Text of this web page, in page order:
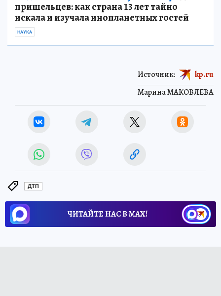
пришельцев: как страна 13 лет тайно
искала и изучала инопланетных гостей
НАУКА
Марина МАКОВЛЕВА
Источник: kp.ru
ДТП
ЧИТАЙТЕ НАС В МАХ!